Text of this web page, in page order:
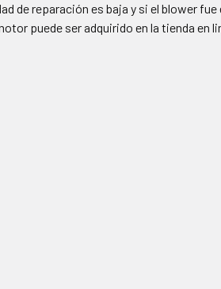
de reparación es baja y si el blower
puede ser adquirido en la tienda en